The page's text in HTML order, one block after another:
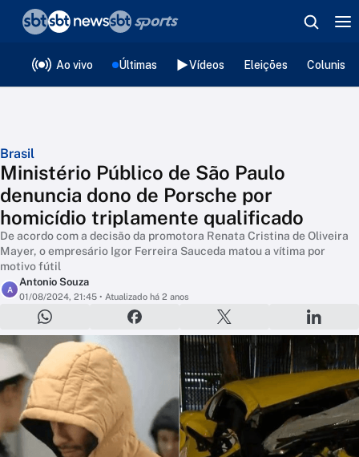
Ao vivo Últimas Vídeos Eleições
Brasil
Ministério Público de São Paulo
denuncia dono de Porsche por
homicídio triplamente qualificado
De acordo com a decisão da promotora Renata Cristina de Oliveira
Mayer, o empresário Igor Ferreira Sauceda matou a vítima por
motivo fútil
A
Antonio Souza
01/08/2024, 21:45 • Atualizado há 2 anos
❮voltar
Editorias